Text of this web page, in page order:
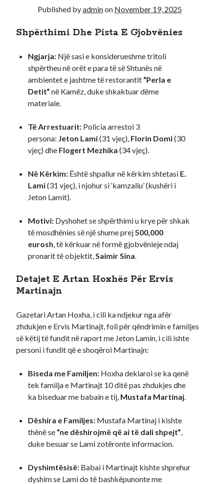
Recent Comments
A WordPress Commenteron Hello world!
Published byadminon November 19, 2025
Shpërthimi Dhe Pista E Gjobvënies
Ngjarja: Një sasi e konsiderueshme tritoli
shpërtheu në orët e para të së Shtunës në
ambientet e jashtme të restorantit “Perla e
Detit” në Kamëz, duke shkaktuar dëme
materiale.
Të Arrestuarit: Policia arrestoi 3
persona: Jeton Lami(31 vjeç), Florin Domi(30
vjeç) dhe Flogert Mezhika (34 vjeç).
Në Kërkim: Është shpallur në kërkim shtetasi E.
Lami(31 vjeç), i njohur si ‘kamzaliu’ (kushëri i
Jeton Lamit).
Motivi: Dyshohet se shpërthimi u krye për shkak
të mosdhënies së një shume prej500,000
eurosh, të kërkuar në formë gjobvënieje ndaj
pronarit të objektit,Saimir Sina.
Detajet E Artan Hoxhës Për Ervis
Martinajn
Gazetari Artan Hoxha, i cili ka ndjekur nga afër
zhdukjen e Ervis Martinajt, foli për qëndrimin e familjes
së këtij të fundit në raport me Jeton Lamin, i cili ishte
personi i fundit që e shoqëroi Martinajn:
Biseda me Familjen: Hoxha deklaroi se ka qenë
tek familja e Martinajt 10 ditë pas zhdukjes dhe
ka biseduar me babain e tij, Mustafa Martinaj.
Dëshira e Familjes: Mustafa Martinaj i kishte
thënë se “ne dëshirojmë që ai të dali shpejt”,
duke besuar se Lami zotëronte informacion.
Dyshimtësisë: Babai i Martinajt kishte shprehur
dyshim se Lami do të bashkëpunonte me